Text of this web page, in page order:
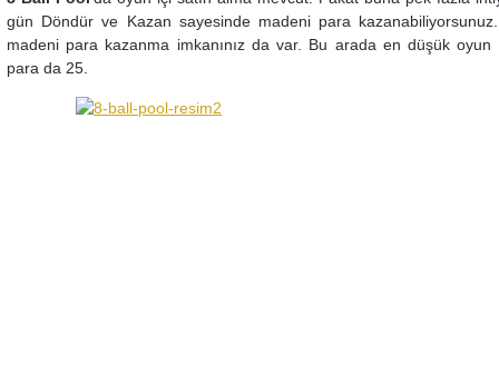
gün Döndür ve Kazan sayesinde madeni para
madeni para kazanma imkanınız da var. Bu arada en düşük
para da 25.